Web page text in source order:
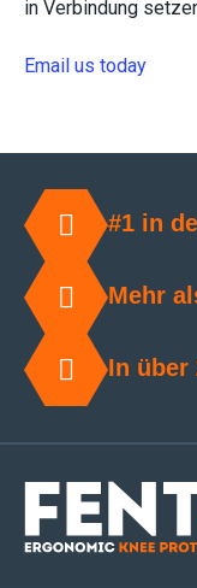
in Verbindung
Email us today
#1 in
Mehr
In über